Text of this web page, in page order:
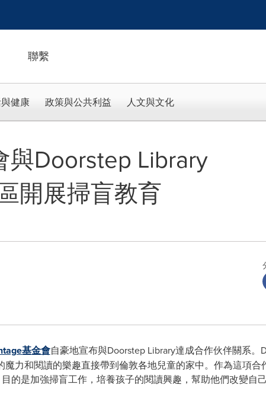
聯繫
健康 政策與公共利益 人文與文化
與Doorstep Library
開展掃盲教育
基金會自豪地宣布與Doorstep Library達成合作伙伴關系。
力和閱讀的樂趣直接帶到倫敦各地兒童的家中。作為這項合
的是加強掃盲工作，培養孩子的閱讀興趣，幫助他們改變自己